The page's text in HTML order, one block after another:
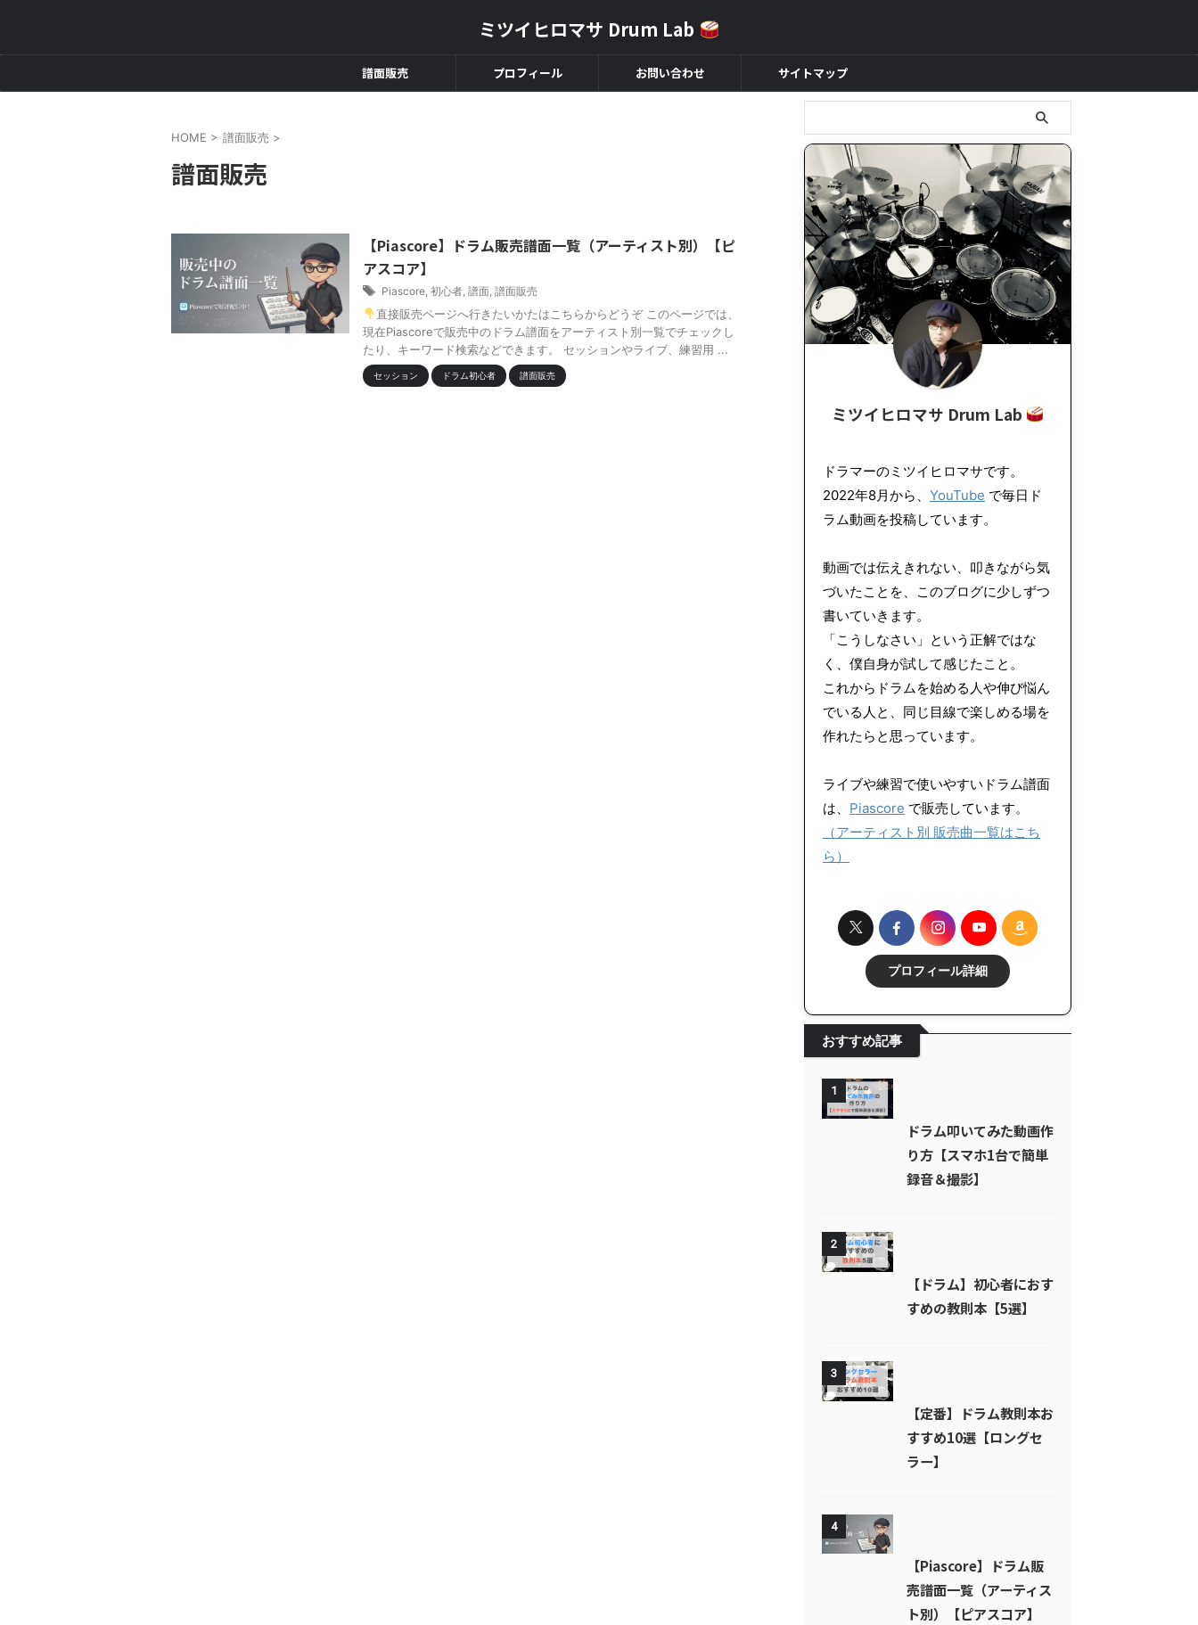
ミツイヒロマサ Drum Lab
譜面販売 プロフィール お問い合わせ サイトマップ
HOME > 譜面販売 >
譜面販売
【Piascore】ドラム販売譜面一覧（アーティスト別）【ピ
アスコア】
Piascore 初心者 譜面 譜面販売
直接販売ページへ行きたいかたはこちらからどうぞ このページでは、
現在Piascoreで販売中のドラム譜面をアーティスト別一覧でチェックし
たり、キーワード検索などできます。 セッションやライブ、練習用 ...
セッション ドラム初心者 譜面販売
ミツイヒロマサ Drum Lab
ドラマーのミツイヒロマサです。
2022年8月から、 YouTube で毎日ド
ラム動画を投稿しています。
動画では伝えきれない、叩きながら気
づいたことを、このブログに少しずつ
書いていきます。
「こうしなさい」という正解ではな
く、僕自身が試して感じたこと。
これからドラムを始める人や伸び悩ん
でいる人と、同じ目線で楽しめる場を
作れたらと思っています。
ライブや練習で使いやすいドラム譜面
は、 Piascore で販売しています。
（アーティスト別 販売曲一覧はこち
ら）
プロフィール詳細
おすすめ記事
1
ドラム叩いてみた動画作
り方【スマホ1台で簡単
録音＆撮影】
2
【ドラム】初心者におす
すめの教則本【5選】
3
【定番】ドラム教則本お
すすめ10選【ロングセ
ラー】
4
【Piascore】ドラム販
売譜面一覧（アーティス
ト別）【ピアスコア】